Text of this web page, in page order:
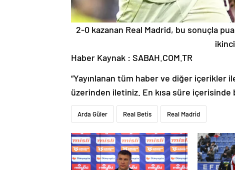
2-0 kazanan Real Madrid, bu sonuçla
Haber Kaynak : SABAH.COM.TR
“Yayınlanan tüm haber ve diğer içerikler
üzerinden iletiniz. En kısa süre içerisinde
Arda Güler Real Betis Real Madrid